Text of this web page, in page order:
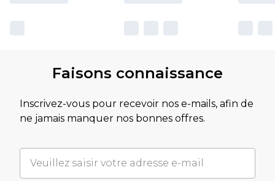
Faisons connaissance
Inscrivez-vous pour recevoir nos e-mails, afin de
ne jamais manquer nos bonnes offres.